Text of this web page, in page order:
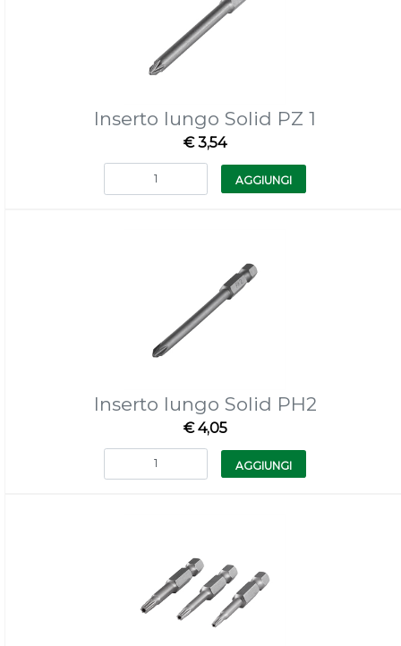
Inserto lungo Solid PZ 1
€ 3,54
Quantità
AGGIUNGI
Inserto lungo Solid PH2
€ 4,05
Quantità
AGGIUNGI